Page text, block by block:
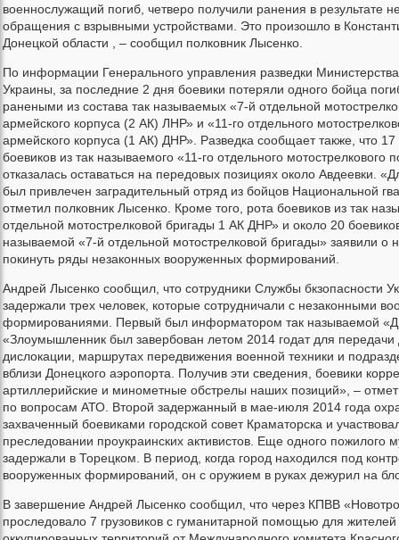
военнослужащий погиб, четверо получили ранения в результате
обращения с взрывными устройствами. Это произошло в
Донецкой области , – сообщил полковник Лысенко.
По информации Генерального управления разведки
Украины, за последние 2 дня боевики потеряли одного бойца
ранеными из состава так называемых «7-й отдельной
армейского корпуса (2 АК) ЛНР» и «11-го отдельного
армейского корпуса (1 АК) ДНР». Разведка сообщает также, что
боевиков из так называемого «11-го отдельного мотострелкового
отказалась оставаться на передовых позициях около Авдеевки.
был привлечен заградительный отряд из бойцов Национальной
отметил полковник Лысенко. Кроме того, рота боевиков из так
отдельной мотострелковой бригады 1 АК ДНР» и около 20
называемой «7-й отдельной мотострелковой бригады» заявили о
покинуть ряды незаконных вооруженных формирований.
Андрей Лысенко сообщил, что сотрудники Службы бкзопасности
задержали трех человек, которые сотрудничали с незаконными
формированиями. Первый был информатором так называемой
«Злоумышленник был завербован летом 2014 годат для
дислокации, маршрутах передвижения военной техники и
вблизи Донецкого аэропорта. Получив эти сведения, боевики
артиллерийские и минометные обстрелы наших позиций», –
по вопросам АТО. Второй задержанный в мае-июля 2014 года
захваченный боевиками городской совет Краматорска и
преследовании проукраинских активистов. Еще одного пожилого
задержали в Торецком. В период, когда город находился под
вооруженных формирований, он с оружием в руках дежурил на
В завершение Андрей Лысенко сообщил, что через КПВВ
проследовало 7 грузовиков с гуманитарной помощью для